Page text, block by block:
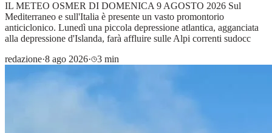
IL METEO OSMER DI DOMENICA 9 AGOSTO 2026 Sul
Mediterraneo e sull'Italia è presente un vasto promontorio
anticiclonico. Lunedì una piccola depressione atlantica, agganciata
alla depressione d'Islanda, farà affluire sulle Alpi correnti sudocc
redazione·8 ago 2026· 3 min